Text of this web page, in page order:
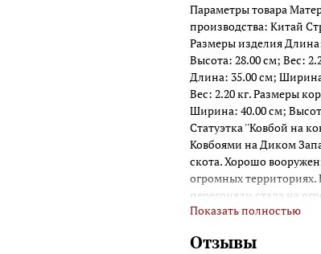
Параметры товара
производства: Китай
Размеры изделия
Высота: 28.00 см; Вес:
Длина: 35.00 см;
Вес: 2.20 кг. Размеры
Ширина: 40.00 см;
Статуэтка ''Ковбой на
Ковбоями на Диком
скота. Хорошо
огромных
перегоняли стада на
защищая скот от
Показать полностью
Отзывы